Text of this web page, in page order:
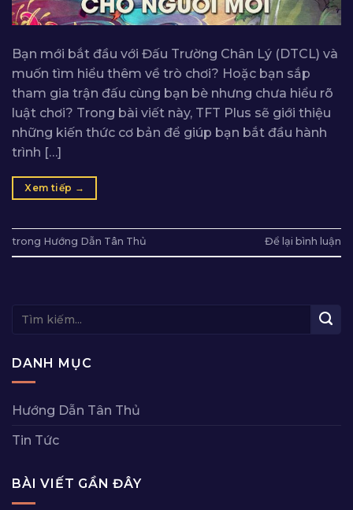
Bạn mới bắt đầu với Đấu Trường Chân Lý (DTCL) và
muốn tìm hiểu thêm về trò chơi? Hoặc bạn sắp
tham gia trận đấu cùng bạn bè nhưng chưa hiểu rõ
luật chơi? Trong bài viết này, TFT Plus sẽ giới thiệu
những kiến thức cơ bản để giúp bạn bắt đầu hành
trình […]
Xem tiếp →
trong Hướng Dẫn Tân Thủ Để lại bình luận
DANH MỤC
Hướng Dẫn Tân Thủ
Tin Tức
BÀI VIẾT GẦN ĐÂY